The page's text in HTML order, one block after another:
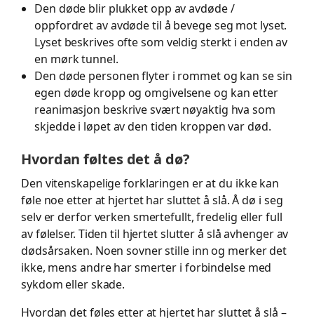
Den døde blir plukket opp av avdøde /
oppfordret av avdøde til å bevege seg mot lyset.
Lyset beskrives ofte som veldig sterkt i enden av
en mørk tunnel.
Den døde personen flyter i rommet og kan se sin
egen døde kropp og omgivelsene og kan etter
reanimasjon beskrive svært nøyaktig hva som
skjedde i løpet av den tiden kroppen var død.
Hvordan føltes det å dø?
Den vitenskapelige forklaringen er at du ikke kan
føle noe etter at hjertet har sluttet å slå. Å dø i seg
selv er derfor verken smertefullt, fredelig eller full
av følelser. Tiden til hjertet slutter å slå avhenger av
dødsårsaken. Noen sovner stille inn og merker det
ikke, mens andre har smerter i forbindelse med
sykdom eller skade.
Hvordan det føles etter at hjertet har sluttet å slå –